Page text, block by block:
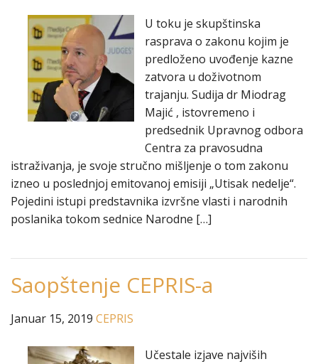
U toku je skupštinska
rasprava o zakonu kojim je
predloženo uvođenje kazne
zatvora u doživotnom
trajanju. Sudija dr Miodrag
Majić , istovremeno i
predsednik Upravnog odbora
Centra za pravosudna
istraživanja, je svoje stručno mišljenje o tom zakonu
izneo u poslednjoj emitovanoj emisiji „Utisak nedelje“.
Pojedini istupi predstavnika izvršne vlasti i narodnih
poslanika tokom sednice Narodne […]
Saopštenje CEPRIS-a
Januar 15, 2019 CEPRIS
Učestale izjave najviših